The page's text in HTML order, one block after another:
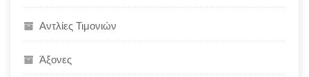
Αντλίες Τιμονιών
Άξονες